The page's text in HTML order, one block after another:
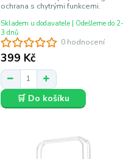
0 hodnocení
ochrana s chytrými funkcemi.
399 Kč
Skladem u dodavatele | Odešleme do 2-
3 dnů
🛒 Do košíku